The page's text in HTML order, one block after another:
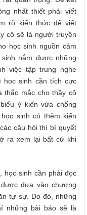
nhất thiết phải viết
rõ kiến thức để viết
cô sẽ là người truyền
học sinh nguồn cảm
nắm được những
việc tập trung nghe
học sinh cần tích cực
thắc mắc cho thầy cô
ý kiến vừa chống
sinh có thêm kiến
câu hỏi thì bí quyết
ra xem lại bất cứ khi
học sinh cần phải đọc
đưa vào chương
tự sự. Do đó, những
những bài báo sẽ là